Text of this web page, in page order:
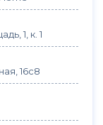
1, к. 1
16с8